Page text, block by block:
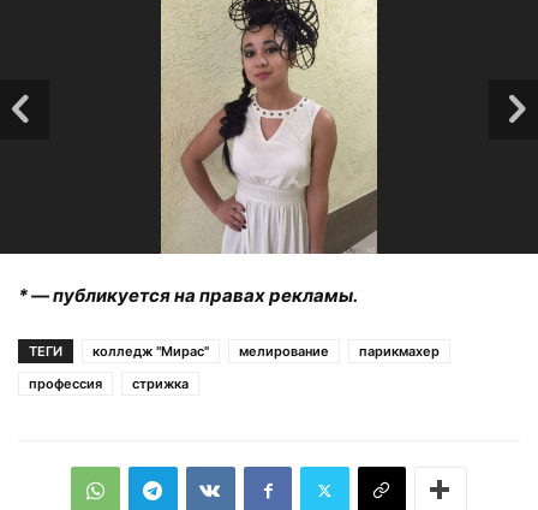
* — публикуется на правах рекламы.
ТЕГИ колледж "Мирас" мелирование
парикмахер
профессия
стрижка